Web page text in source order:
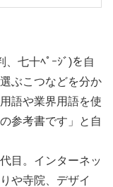
、七十ﾍﾟｰｼﾞ)を自
ぶこつなどを分か
語や業界用語を使
参考書です」と自
目。インターネッ
や寺院、デザイ